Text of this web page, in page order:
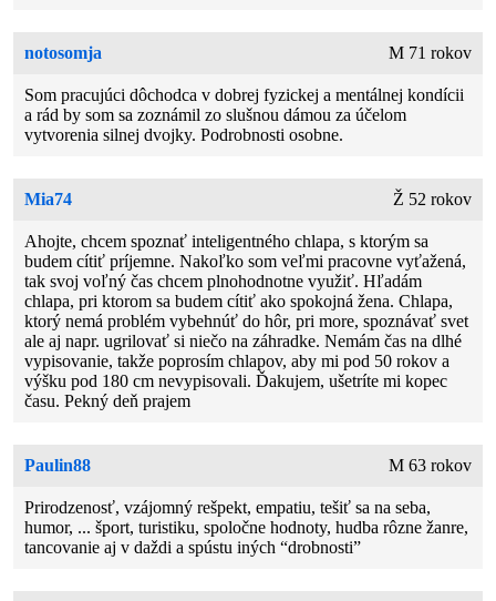
notosomja M 71 rokov
Som pracujúci dôchodca v dobrej fyzickej a mentálnej kondícii
a rád by som sa zoznámil zo slušnou dámou za účelom
vytvorenia silnej dvojky. Podrobnosti osobne.
Mia74 Ž 52 rokov
Ahojte, chcem spoznať inteligentného chlapa, s ktorým sa
budem cítiť príjemne. Nakoľko som veľmi pracovne vyťažená,
tak svoj voľný čas chcem plnohodnotne využiť. Hľadám
chlapa, pri ktorom sa budem cítiť ako spokojná žena. Chlapa,
ktorý nemá problém vybehnúť do hôr, pri more, spoznávať svet
ale aj napr. ugrilovať si niečo na záhradke. Nemám čas na dlhé
vypisovanie, takže poprosím chlapov, aby mi pod 50 rokov a
výšku pod 180 cm nevypisovali. Ďakujem, ušetríte mi kopec
času. Pekný deň prajem
Paulin88 M 63 rokov
Prirodzenosť, vzájomný rešpekt, empatiu, tešiť sa na seba,
humor, ... šport, turistiku, spoločne hodnoty, hudba rôzne žanre,
tancovanie aj v daždi a spústu iných “drobnosti”